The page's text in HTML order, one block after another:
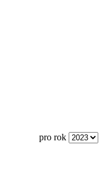
pro rok